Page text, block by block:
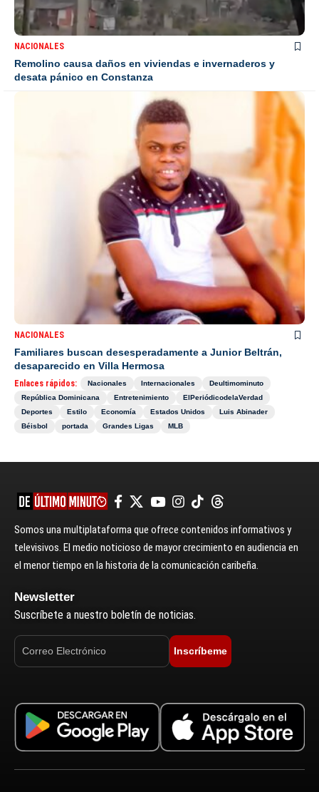
NACIONALES
Remolino causa daños en viviendas e invernaderos y
desata pánico en Constanza
NACIONALES
Familiares buscan desesperadamente a Junior Beltrán,
desaparecido en Villa Hermosa
Enlaces rápidos: Nacionales Internacionales
Deultimominuto
República Dominicana
Entretenimiento
ElPeriódicodelaVerdad
Deportes
Estilo Economía Estados Unidos
Luis Abinader
Béisbol
portada Grandes Ligas MLB
Somos una multiplataforma que ofrece contenidos informativos y
televisivos. El medio noticioso de mayor crecimiento en audiencia en
el menor tiempo en la historia de la comunicación caribeña.
Newsletter
Suscríbete a nuestro boletín de noticias.
Inscríbeme